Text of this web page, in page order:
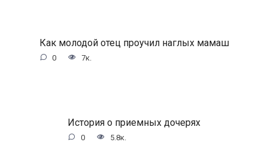
Как молодой отец проучил наглых мамаш
0 7к.
История о приемных дочерях
0 5.8к.